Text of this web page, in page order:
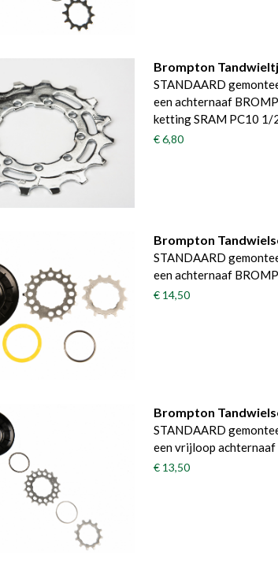
Brompton
STANDAARD
een achternaaf
ketting SRAM PC10
€ 6,80
Brompton
STANDAARD
een achternaaf
€ 14,50
Brompton
STANDAARD
een vrijloop
€ 13,50